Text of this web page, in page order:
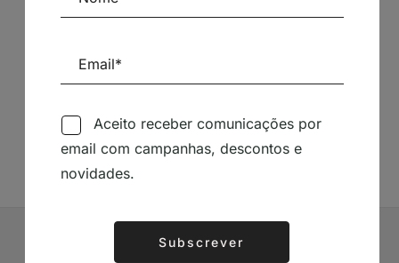
Siga-nos nas Redes Sociais
TÉCNICA LIVRARIA »
Aceito receber comunicações por
email com campanhas, descontos e
novidades.
Subscrever